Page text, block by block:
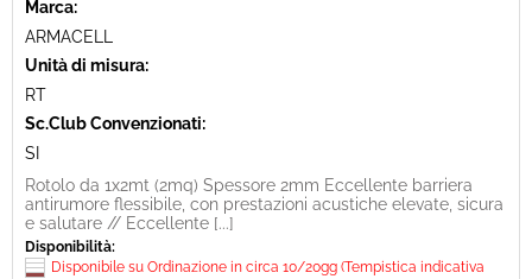
Marca:
ARMACELL
Unità di misura:
RT
Sc.Club Convenzionati:
SI
Rotolo da 1x2mt (2mq) Spessore 2mm Eccellente barriera
antirumore flessibile, con prestazioni acustiche elevate, sicura
e salutare // Eccellente [...]
Disponibilità:
Disponibile su Ordinazione in circa 10/20gg (Tempistica indicativa